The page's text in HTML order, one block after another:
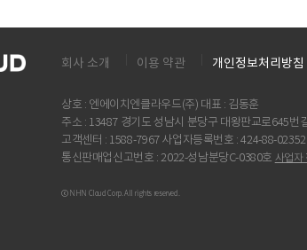
회사 소개 이용 약관 개인정보처리방침
상호 : 엔에이치엔클라우드(주) 대표 : 김동훈
주소 : 13487 경기도 성남시 분당구 대왕판교로645번
고객센터 : 1588-7967 사업자등록번호 : 424-88-02352
통신판매업신고번호 : 2022-성남분당C-0380호 사업자
ⓒ NHN Cloud Corp. All rights reserved.